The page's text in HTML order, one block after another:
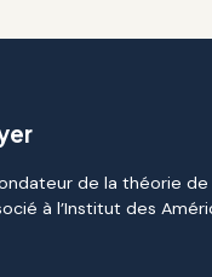
de la théorie de
à l’Institut des